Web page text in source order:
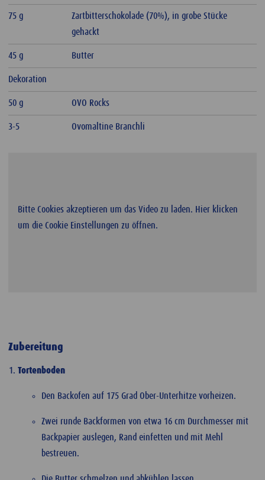
75 g
Zartbitterschokolade (70%), in grobe Stücke
gehackt
45 g Butter
Dekoration
50 g OVO Rocks
3-5 Ovomaltine Branchli
Bitte Cookies akzeptieren um das Video zu laden. Hier klicken
um die Cookie Einstellungen zu öffnen.
Zubereitung
Tortenboden
Den Backofen auf 175 Grad Ober-Unterhitze vorheizen.
Zwei runde Backformen von etwa 16 cm Durchmesser mit
Backpapier auslegen, Rand einfetten und mit Mehl
bestreuen.